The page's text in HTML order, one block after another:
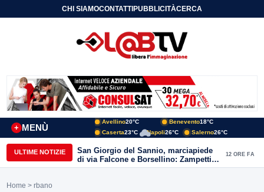
CHI SIAMOCONTATTIPUBBLICITÀCERCA
MENÙ
+
Avellino20°C Benevento18°C
Caserta23°C Napoli26°C Salerno26°C
ULTIME NOTIZIE
San Giorgio del Sannio, marciapiede
di via Falcone e Borsellino: Zampetti e
Lombardi replicano alle polemiche
12 ORE FA
Home > rbano